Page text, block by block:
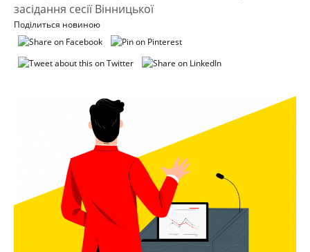
засідання сесії Вінницької
Поділиться новиною